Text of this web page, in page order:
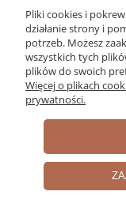
Pliki cookies i
działanie strony i
potrzeb. Możesz
wszystkich tych
plików do swoich
Więcej o plikach
prywatności.